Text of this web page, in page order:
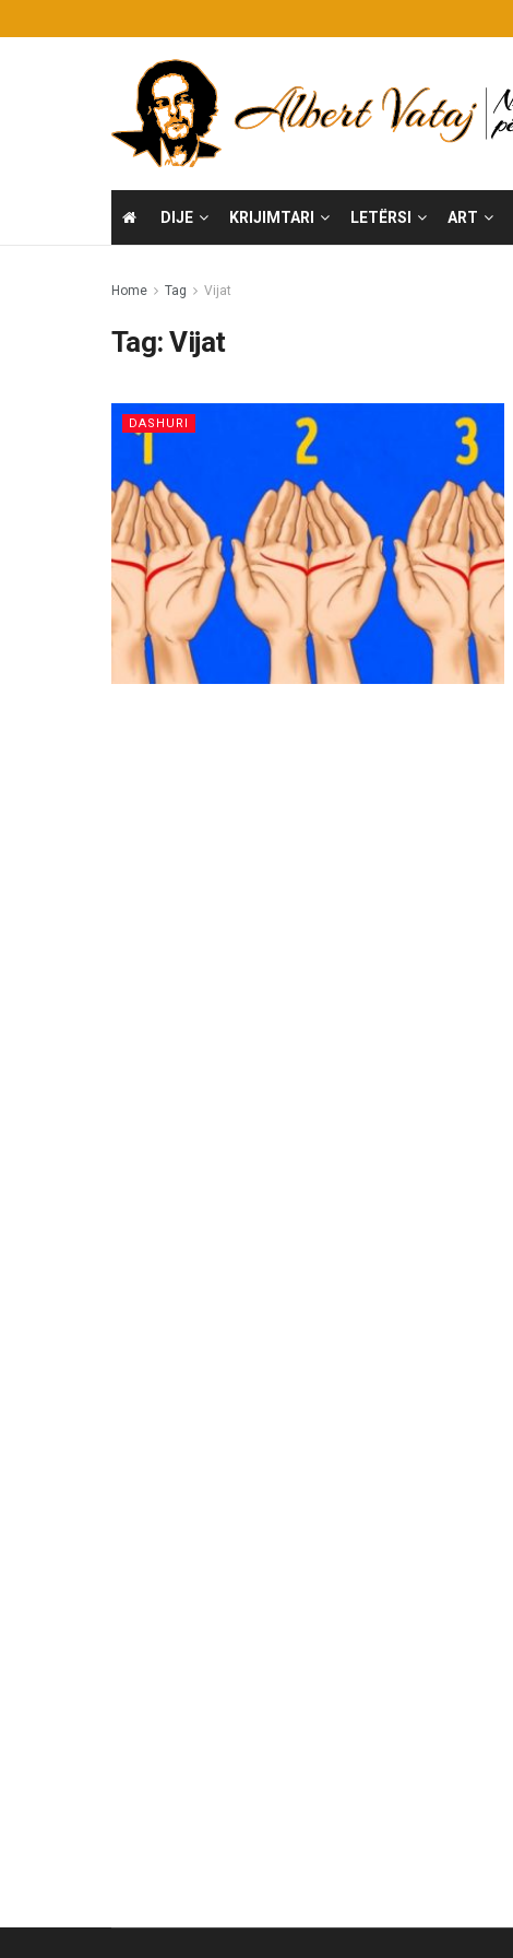
DIJE KRIJIMTARI LETËRSI ART
Home Tag Vijat
Tag:Vijat
DASHURI